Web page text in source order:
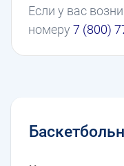
Если у вас
номеру7 (800)